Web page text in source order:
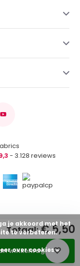
winkelwagen
Totaal:€ 5,50
- 3.128 reviews
je akkoord met het
te verbeteren.
over cookies »